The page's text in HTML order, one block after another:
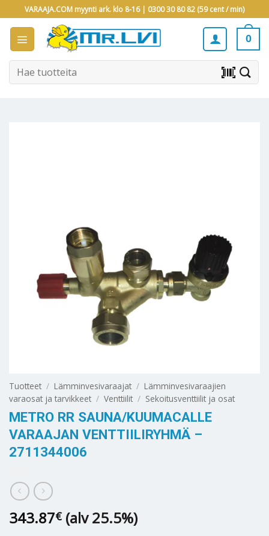
to
content
VARAAJA.COM myynti ark. klo 8-16 | 0300 30 80 82 (59 cent / min)
0
Etsi: barcode_scanner
Tuotteet / Lämminvesivaraajat / Lämminvesivaraajien
varaosat ja tarvikkeet / Venttiilit / Sekoitusventtiilit ja osat
METRO RR SAUNA/KUUMACALLE
VARAAJAN VENTTIILIRYHMÄ –
2711344006
343.87€ (alv 25.5%)